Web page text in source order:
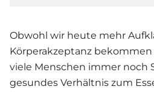
Obwohl wir heute mehr
Körperakzeptanz bekommen
viele Menschen immer noch
gesundes Verhältnis zum